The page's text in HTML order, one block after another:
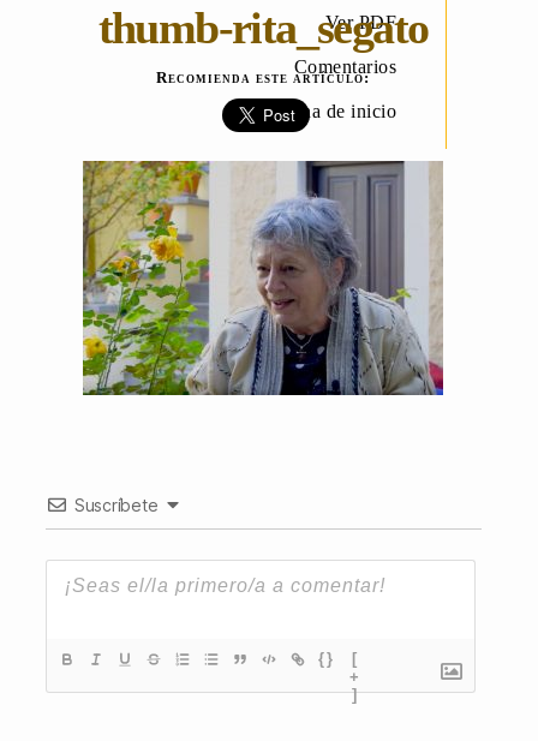
Ver PDF
Comentarios
Página de inicio
thumb-rita_segato
Recomienda este artículo:
Suscríbete
{}
[
+
]